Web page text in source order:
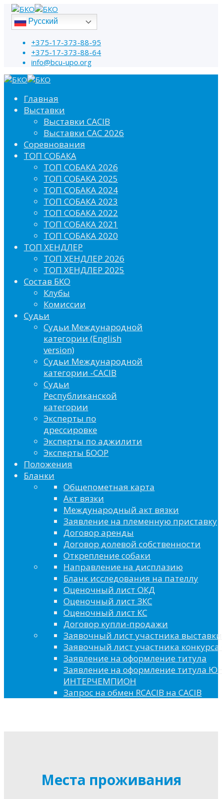
Русский
+375-17-373-88-95
+375-17-373-88-64
info@bcu-upo.org
Главная
Выставки
Выставки CACIB
Выставки САС 2026
Соревнования
ТОП СОБАКА
ТОП СОБАКА 2026
ТОП СОБАКА 2025
ТОП СОБАКА 2024
ТОП СОБАКА 2023
ТОП СОБАКА 2022
ТОП СОБАКА 2021
ТОП СОБАКА 2020
ТОП ХЕНДЛЕР
ТОП ХЕНДЛЕР 2026
ТОП ХЕНДЛЕР 2025
Состав БКО
Клубы
Комиссии
Судьи
Судьи Международной
категории (English
version)
Судьи Международной
категории -CACIB
Судьи
Республиканской
категории
Эксперты по
дрессировке
Эксперты по аджилити
Эксперты БООР
Положения
Бланки
Общепометная карта
Акт вязки
Международный акт вязки
Заявление на племенную приставку
Договор аренды
Договор долевой собственности
Открепление собаки
Направление на дисплазию
Бланк исследования на пателлу
Оценочный лист ОКД
Оценочный лист ЗКС
Оценочный лист КС
Договор купли-продажи
Заявочный лист участника выставки
Заявочный лист участника конкурса
Заявление на оформление титула
Заявление на оформление титула
ИНТЕРЧЕМПИОН
Запрос на обмен RCACIB на CACIB
Места проживания